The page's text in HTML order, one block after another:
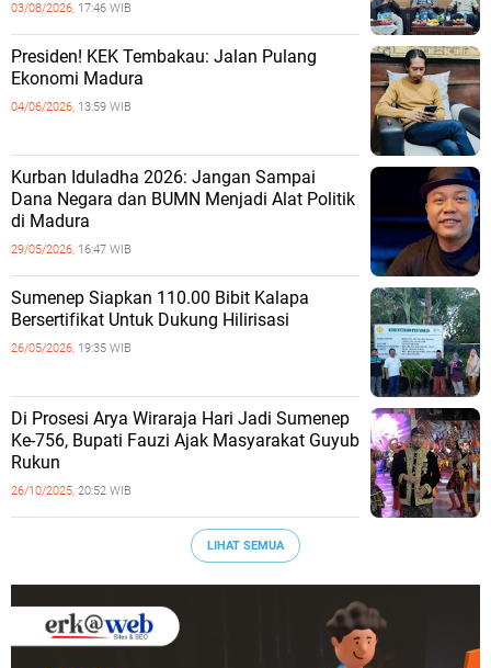
03/08/2026, 17:46 WIB
Presiden! KEK Tembakau: Jalan Pulang
Ekonomi Madura
04/06/2026, 13:59 WIB
Kurban Iduladha 2026: Jangan Sampai
Dana Negara dan BUMN Menjadi Alat Politik
di Madura
29/05/2026, 16:47 WIB
Sumenep Siapkan 110.00 Bibit Kalapa
Bersertifikat Untuk Dukung Hilirisasi
26/05/2026, 19:35 WIB
Di Prosesi Arya Wiraraja Hari Jadi Sumenep
Ke-756, Bupati Fauzi Ajak Masyarakat Guyub
Rukun
26/10/2025, 20:52 WIB
LIHAT SEMUA